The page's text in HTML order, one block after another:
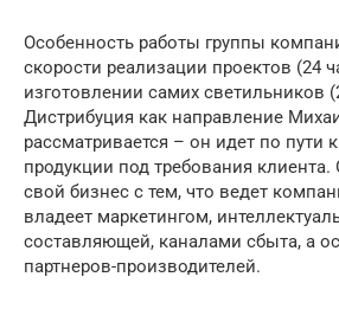
Особенность работы группы
скорости реализации проектов (24
изготовлении самих светильников
Дистрибуция как направление
рассматривается – он идет по пути
продукции под требования
свой бизнес с тем, что ведет
владеет маркетингом,
составляющей, каналами сбыта, а
партнеров-производителей.